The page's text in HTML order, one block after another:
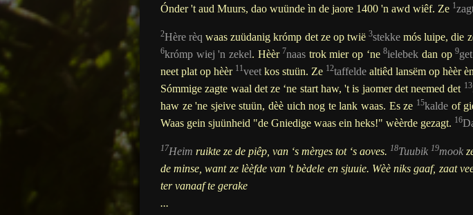
Ónder 't aud Muurs, dao wuünde ìn de jaore 1400 'n awd wiêf. Ze 1
2Hère rèq waas zuüdanig krómp det ze op twië3stekke mós luipe, die
6krómp wiej 'n zekel. Hèèr 7naas trok mier op ‘ne8ielebek dan op9get
neet plat op hèèr 11veet kos stuün. Ze 12taffelde altiêd lansëm op hèèr
Sómmigezagte waal det ze ‘ne start haw, 't is jaomer det neemed det 13
haw ze 'ne sjeive stuün, dèè uich nog te lank waas. Es ze 15kaldeof
Waas gein sjuünheid "de Gniedige waas ein heks!" wèèrde gezagt. 16
17Heim ruikte ze de piêp, van ‘s mèrges tot ‘s aoves. 18Tuubik 19mook
de minse, want ze lèèfde van 't bèdele en sjuuie. Wèè niks gaaf, zaat
ter vanaaf te gerake
...